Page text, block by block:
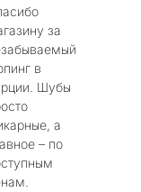
за
в
Шубы
а
– по